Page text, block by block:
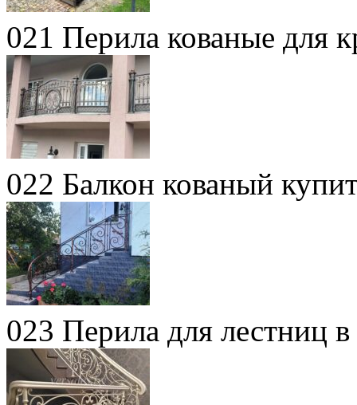
021 Перила кованые для
022 Балкон кованый
023 Перила для лестниц